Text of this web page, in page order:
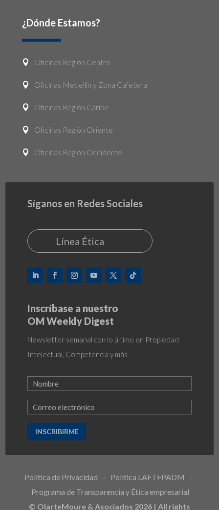
¿Dónde Estamos?
 Oficinas Región Centro
 Oficinas Medellín y Zona Cafetera
 Oficinas Región Caribe
 Oficinas Región Oriente
 Oficinas Región Occidente
Síganos en Redes Sociales
Línea Ética
Inscríbase a nuestro
OM Weekly Digest
Newsletter semanal con lo último en Propiedad
Intelectual, Competencia y más
INSCRIBIRME
Política de Privacidad – Política LAFTFPADM
–
Programa de Transparencia y Ética empresarial
© OlarteMoure & Asociados 2026 | All rights